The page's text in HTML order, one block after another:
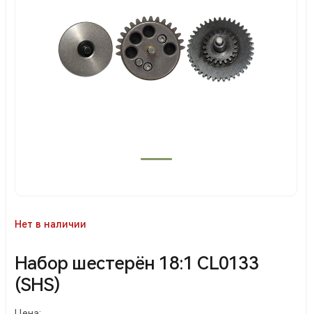
Нет в наличии
Набор шестерён 18:1 CL0133
(SHS)